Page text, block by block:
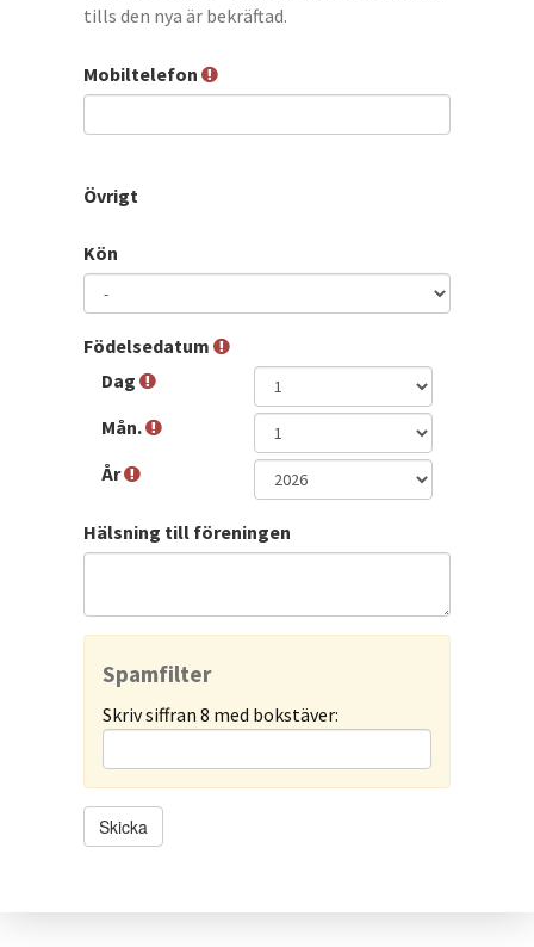
tills den nya är bekräftad.
Mobiltelefon
Övrigt
Kön
Födelsedatum
Dag
Mån.
År
Hälsning till föreningen
Spamfilter
Skriv siffran 8 med bokstäver:
Skicka